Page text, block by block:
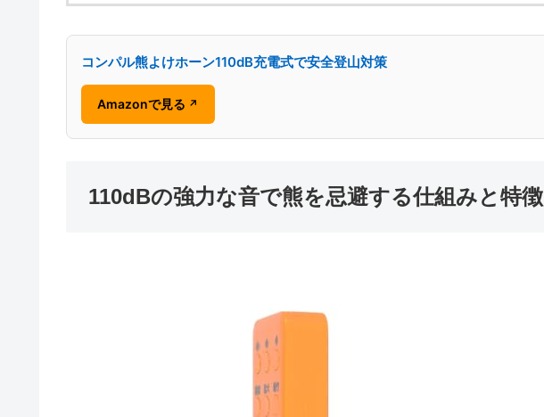
コンパル熊よけホーン110dB充電式で安全登山対策
Amazonで見る ↗
110dBの強力な音で熊を忌避する仕組みと特徴